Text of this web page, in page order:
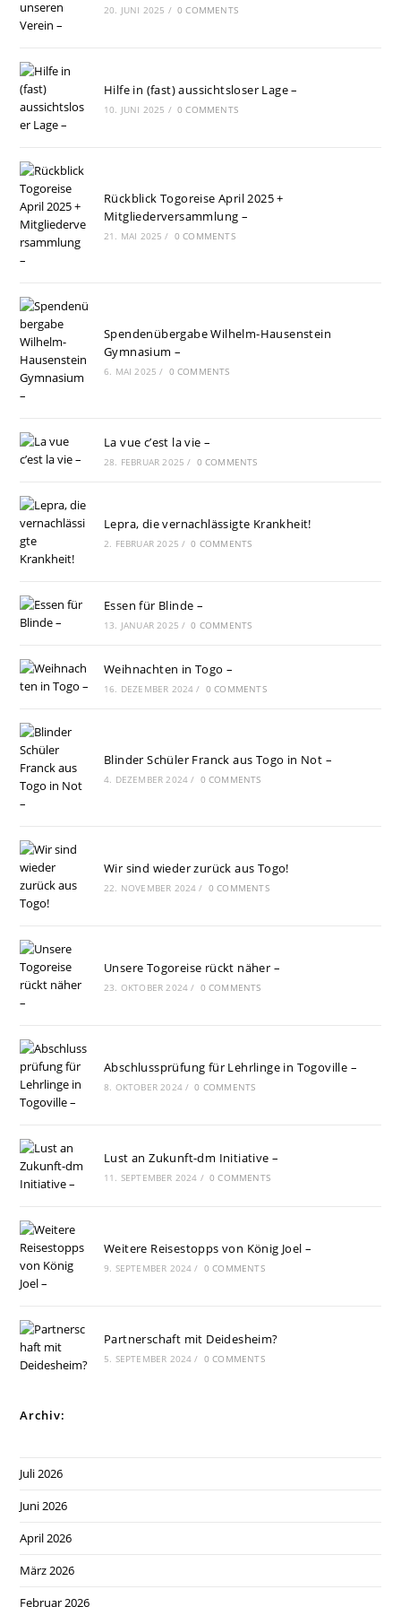
20. JUNI 2025 / 0 COMMENTS
Hilfe in (fast) aussichtsloser Lage –
10. JUNI 2025 / 0 COMMENTS
Rückblick Togoreise April 2025 +
Mitgliederversammlung –
21. MAI 2025 / 0 COMMENTS
Spendenübergabe Wilhelm-Hausenstein
Gymnasium –
6. MAI 2025 / 0 COMMENTS
La vue c’est la vie –
28. FEBRUAR 2025 / 0 COMMENTS
Lepra, die vernachlässigte Krankheit!
2. FEBRUAR 2025 / 0 COMMENTS
Essen für Blinde –
13. JANUAR 2025 / 0 COMMENTS
Weihnachten in Togo –
16. DEZEMBER 2024 / 0 COMMENTS
Blinder Schüler Franck aus Togo in Not –
4. DEZEMBER 2024 / 0 COMMENTS
Wir sind wieder zurück aus Togo!
22. NOVEMBER 2024 / 0 COMMENTS
Unsere Togoreise rückt näher –
23. OKTOBER 2024 / 0 COMMENTS
Abschlussprüfung für Lehrlinge in Togoville –
8. OKTOBER 2024 / 0 COMMENTS
Lust an Zukunft-dm Initiative –
11. SEPTEMBER 2024 / 0 COMMENTS
Weitere Reisestopps von König Joel –
9. SEPTEMBER 2024 / 0 COMMENTS
Partnerschaft mit Deidesheim?
5. SEPTEMBER 2024 / 0 COMMENTS
Archiv:
Juli 2026
Juni 2026
April 2026
März 2026
Februar 2026